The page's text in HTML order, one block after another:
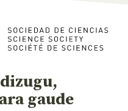
gaude